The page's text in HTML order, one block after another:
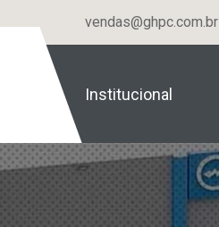
vendas@ghpc.com.br
Institucional